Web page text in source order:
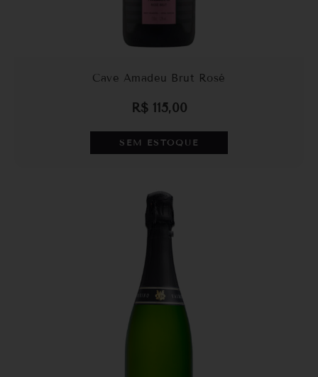
Cave Amadeu Brut Rosé
R$115,00
SEM ESTOQUE